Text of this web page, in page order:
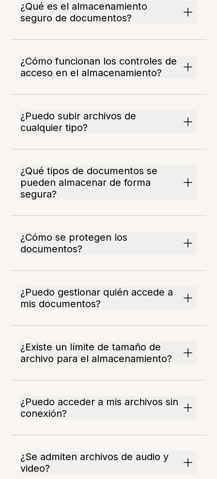
¿Qué es el almacenamiento
seguro de documentos?
¿Cómo funcionan los controles de
acceso en el almacenamiento?
¿Puedo subir archivos de
cualquier tipo?
¿Qué tipos de documentos se
pueden almacenar de forma
segura?
¿Cómo se protegen los
documentos?
¿Puedo gestionar quién accede a
mis documentos?
¿Existe un límite de tamaño de
archivo para el almacenamiento?
¿Puedo acceder a mis archivos sin
conexión?
¿Se admiten archivos de audio y
video?